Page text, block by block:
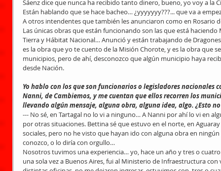
Sáenz dice que nunca ha recibido tanto dinero, bueno, yo voy a la
Están hablando que se hace bacheo… ¿yyyyyyy???... que va a
A otros intendentes que también les anunciaron como en Rosario
Las únicas obras que están funcionando son las que está
Tierra y Hábitat Nacional… Anunció y están trabajando de
es la obra que yo te cuento de la Misión Chorote, y es la obra que
municipios, pero de ahí, desconozco que algún municipio haya
desde Nación.
Yo hablo con los que son funcionarios o legisladores nacionales
Nanni, de Cambiemos, y me cuentan que ellos recorren los
llevando algún mensaje, alguna obra, alguna idea, algo. ¿Esto no
--- No sé, en Tartagal no lo vi a ninguno… A Nanni por ahí lo vi en
por otras situaciones. Bettina sé que estuvo en el norte, en
sociales, pero no he visto que hayan ido con alguna obra en
conozco, o lo diría con orgullo…
Nosotros tuvimos una experiencia… yo, hace un año y tres o
una sola vez a Buenos Aires, fui al Ministerio de Infraestructura